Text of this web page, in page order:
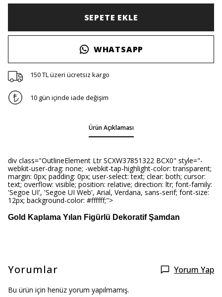
SEPETE EKLE
WHATSAPP
150 TL üzeri ücretsiz kargo
10 gün içinde iade değişim
Ürün Açıklaması
div class="OutlineElement Ltr SCXW37851322 BCX0" style="-
webkit-user-drag: none; -webkit-tap-highlight-color: transparent;
margin: 0px; padding: 0px; user-select: text; clear: both; cursor:
text; overflow: visible; position: relative; direction: ltr; font-family:
'Segoe UI', 'Segoe UI Web', Arial, Verdana, sans-serif; font-size:
12px; background-color: #ffffff;">
Gold Kaplama Yılan Figürlü Dekoratif Şamdan
Yorumlar Yorum Yap
Bu ürün için henüz yorum yapılmamış.